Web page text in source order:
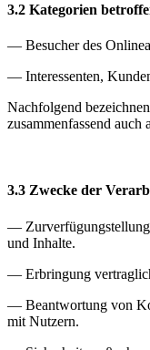
3.2 Kategorien
— Besucher des
— Interessenten,
Nachfolgend
zusammenfassend auch
3.3 Zwecke der
— Zurverfügungstellung
und Inhalte.
— Erbringung
— Beantwortung von
mit Nutzern.